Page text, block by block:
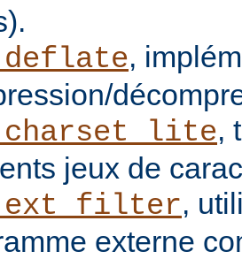
,
,
jeux de
,
externe